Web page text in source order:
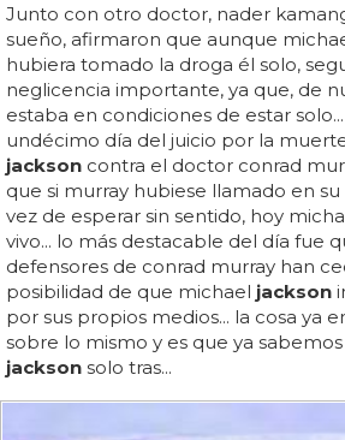
Junto con otro doctor, nader
sueño, afirmaron que aunque
hubiera tomado la droga él solo,
neglicencia importante, ya que, de
estaba en condiciones de estar
undécimo día del juicio por la
jackson contra el doctor conrad
que si murray hubiese llamado en
vez de esperar sin sentido, hoy
vivo... lo más destacable del día fue
defensores de conrad murray han
posibilidad de que michael jackson
por sus propios medios... la cosa ya
sobre lo mismo y es que ya
jackson solo tras...